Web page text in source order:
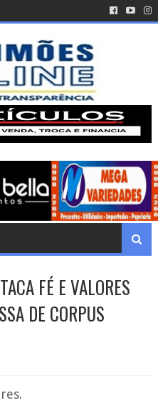
FÉ E VALORES
DE CORPUS